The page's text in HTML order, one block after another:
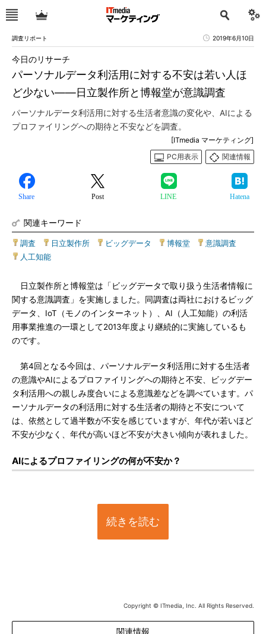
調査リポート 2019年6月10日
パーソナルデータ利活用に対する不安は若い人ほ
ど少ない――日立製作所と博報堂が意識調査
今日のリサーチ
パーソナルデータ利活用に対する生活者意識の変化や、AIによる
プロファイリングへの期待と不安などを調査。
[ITmedia マーケティング]
PC用表示
関連情報
Share Post LINE Hatena
関連キーワード
調査 日立製作所 ビッグデータ 博報堂 意識調査
人工知能
日立製作所と博報堂は「ビッグデータで取り扱う生活者情報に
関する意識調査」を実施しました。同調査は両社におけるビッグ
データ、IoT（モノのインターネット）、AI（人工知能）の利活
用事業推進の一環として2013年度より継続的に実施しているも
のです。
第4回となる今回は、パーソナルデータ利活用に対する生活者
の意識やAIによるプロファイリングへの期待と不安、ビッグデー
タ利活用への親しみ度合いによる意識差などを調べています。パ
ーソナルデータの利活用に対する生活者の期待と不安について
は、依然として過半数が不安を感じていますが、年代が若いほど
不安が少なく、年代が高いほど不安が大きい傾向が表れました。
AIによるプロファイリングの何が不安か？
続きを読む
Copyright © ITmedia, Inc. All Rights Reserved.
関連情報